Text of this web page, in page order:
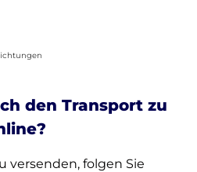
den Transport zu
versenden, folgen Sie